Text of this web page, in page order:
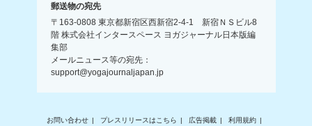
郵送物の宛先
〒163-0808 東京都新宿区西新宿2-4-1 新宿ＮＳビル8
階 株式会社インタースペース ヨガジャーナル日本版編
集部
メールニュース等の宛先：
support@yogajournaljapan.jp
お問い合わせ プレスリリースはこちら 広告掲載 利用規約